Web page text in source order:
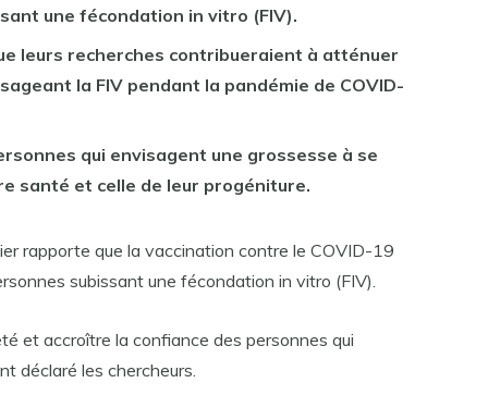
une fécondation in vitro (FIV).
leurs recherches contribueraient à atténuer
la FIV pendant la pandémie de COVID-
qui envisagent une grossesse à se
santé et celle de leur progéniture.
rapporte que la vaccination contre le COVID-19
subissant une fécondation in vitro (FIV).
et accroître la confiance des personnes qui
déclaré les chercheurs.